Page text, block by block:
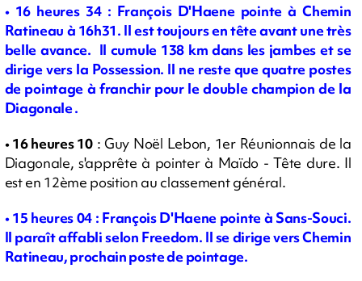
• 16 heures 34 : François D'Haene pointe à Chemin
Ratineau à 16h31. Il est toujours en tête avant une très
belle avance. Il cumule 138 km dans les jambes et se
dirige vers la Possession. Il ne reste que quatre postes
de pointage à franchir pour le double champion de la
Diagonale .
•16 heures 10: Guy Noël Lebon, 1er Réunionnais de la
Diagonale, s'apprête à pointer à Maïdo - Tête dure. Il
est en 12ème position au classement général.
•15 heures 04 : François D'Haene pointe à Sans-Souci.
Il paraît affabli selon Freedom. Il se dirige vers Chemin
Ratineau, prochain poste de pointage.